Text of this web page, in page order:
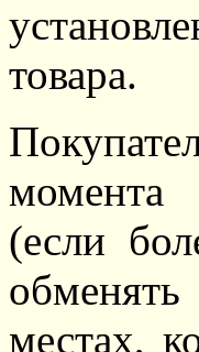
товара.
момента
(если
местах,